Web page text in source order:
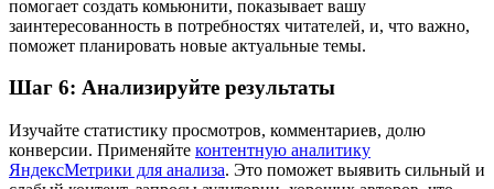
помогает создать комьюнити, показывает вашу
заинтересованность в потребностях читателей, и, что важно,
поможет планировать новые актуальные темы.
Шаг 6: Анализируйте результаты
Изучайте статистику просмотров, комментариев, долю
конверсии. Применяйте контентную аналитику
ЯндексМетрики для анализа. Это поможет выявить сильный и